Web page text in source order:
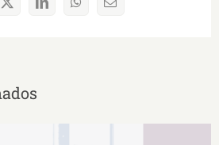
X LinkedInWhatsAppCorreo